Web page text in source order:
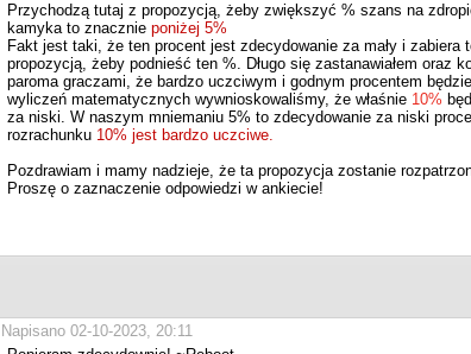
Przychodzą tutaj z propozycją, żeby zwiększyć % szans na
kamyka to znacznieponiżej 5%
Fakt jest taki, że ten procent jest zdecydowanie za mały i
propozycją, żeby podnieść ten %. Długo się zastanawiałem oraz
paroma graczami, że bardzo uczciwym i godnym procentem
wyliczeń matematycznych wywnioskowaliśmy, że właśnie 10%
za niski. W naszym mniemaniu 5% to zdecydowanie za niski
rozrachunku 10% jest bardzo uczciwe.
Pozdrawiam i mamy nadzieje, że ta propozycja zostanie
Proszę o zaznaczenie odpowiedzi w ankiecie!
Napisano 02-10-2023, 20:11